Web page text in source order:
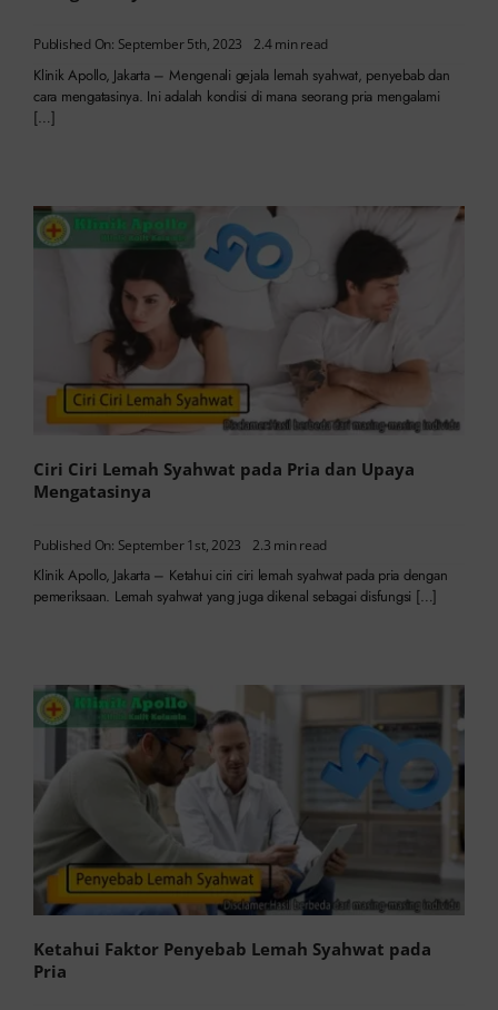
Published On: September 5th, 2023 2.4 min read
Klinik Apollo, Jakarta – Mengenali gejala lemah syahwat, penyebab dan
cara mengatasinya. Ini adalah kondisi di mana seorang pria mengalami
[…]
Ciri Ciri Lemah Syahwat pada Pria dan Upaya
Mengatasinya
Published On: September 1st, 2023 2.3 min read
Klinik Apollo, Jakarta – Ketahui ciri ciri lemah syahwat pada pria dengan
pemeriksaan. Lemah syahwat yang juga dikenal sebagai disfungsi […]
Ketahui Faktor Penyebab Lemah Syahwat pada
Pria